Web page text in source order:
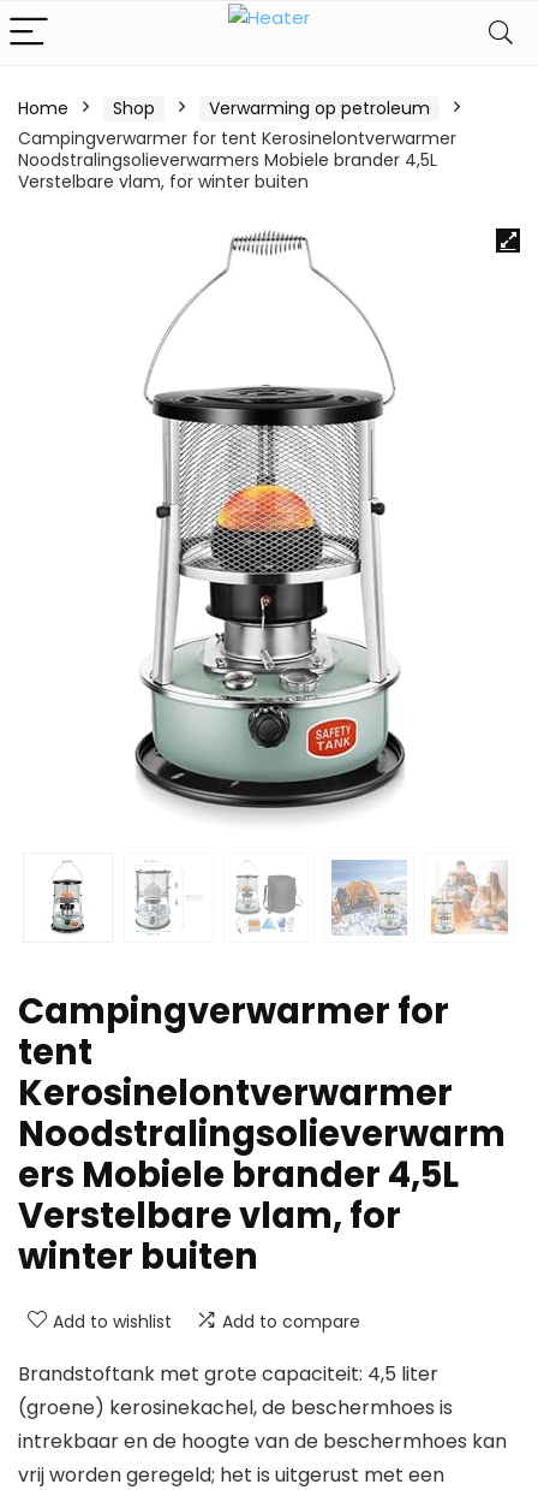
Home Shop
Verwarming op petroleum
Campingverwarmer for tent Kerosinelontverwarmer
Noodstralingsolieverwarmers Mobiele brander 4,5L
Verstelbare vlam, for winter buiten
Campingverwarmer for
tent
Kerosinelontverwarmer
Noodstralingsolieverwarm
ers Mobiele brander 4,5L
Verstelbare vlam, for
winter buiten
Add to wishlist Add to compare
Brandstoftank met grote capaciteit: 4,5 liter
(groene) kerosinekachel, de beschermhoes is
intrekbaar en de hoogte van de beschermhoes kan
vrij worden geregeld; het is uitgerust met een